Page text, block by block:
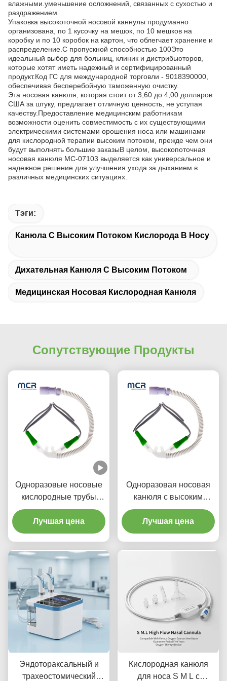
влажными.уменьшение осложнений, связанных с сухостью и
раздражением.
Упаковка высокоточной носовой каннулы продуманно
организована, по 1 кусочку на мешок, по 10 мешков на
коробку и по 10 коробок на картон, что облегчает хранение и
распределение.С пропускной способностью 100Это
идеальный выбор для больниц, клиник и дистрибьюторов,
которые хотят иметь надежный и сертифицированный
продукт.Код ГС для международной торговли - 9018390000,
обеспечивая бесперебойную таможенную очистку.
Эта носовая канюля, которая стоит от 3,60 до 4,00 долларов
США за штуку, предлагает отличную ценность, не уступая
качеству.Предоставление медицинским работникам
возможности оценить совместимость с их существующими
электрическими системами орошения носа или машинами
для кислородной терапии высоким потоком, прежде чем они
будут выполнять большие заказыВ целом, высокопоточная
носовая канюля MC-07103 выделяется как универсальное и
надежное решение для улучшения ухода за дыханием в
различных медицинских ситуациях.
Тэги:
Канюла С Высоким Потоком Кислорода В Носу
Дихательная Канюля С Высоким Потоком
Медицинская Носовая Кислородная Канюля
Сопутствующие Продукты
Одноразовые носовые
кислородные трубы
кислородные трубы
носовые каннулы
высокого потока для
использования
Лучшая цена
Одноразовая носовая
канюля с высоким
потоком для взрослых и
детей
Лучшая цена
Эндотораксальный и
трахеостомический
Кислородная канюля
для носа S M L с